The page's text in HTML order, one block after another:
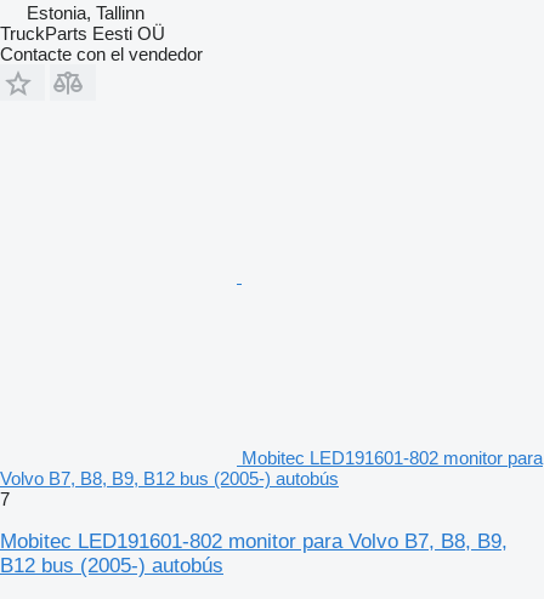
Estonia, Tallinn
TruckParts Eesti OÜ
Contacte con el vendedor
Mobitec LED191601-802 monitor para
Volvo B7, B8, B9, B12 bus (2005-) autobús
7
Mobitec LED191601-802 monitor para Volvo B7, B8, B9,
B12 bus (2005-) autobús